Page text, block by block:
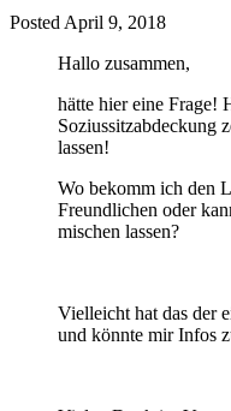
Posted April 9, 2018
Hallo zusammen,
hätte hier eine Frage!
Soziussitzabdeckung
lassen!
Wo bekomm ich den
Freundlichen oder
mischen lassen?
Vielleicht hat das der
und könnte mir Infos